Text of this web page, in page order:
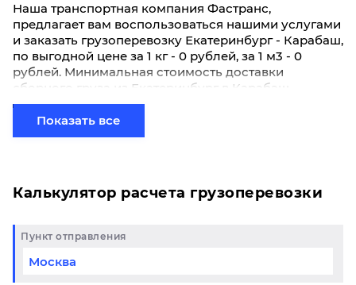
Наша транспортная компания Фастранс,
предлагает вам воспользоваться нашими услугами
и заказать грузоперевозку Екатеринбург - Карабаш,
по выгодной цене за 1 кг - 0 рублей, за 1 м3 - 0
рублей. Минимальная стоимость доставки
сборного груза из Екатеринбург в Карабаш
начинается от 0 рублей. Если вы хотите отправить
свой груз сборной партией по готовому маршруту
в Карабаш и у вас возникли вопросы, свяжитесь с
Показать все
Калькулятор расчета грузоперевозки
Пункт отправления